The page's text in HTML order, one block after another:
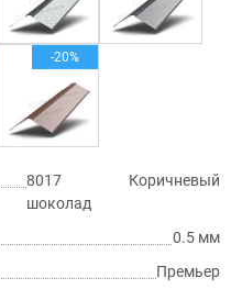
-20%
8017 Коричневый
шоколад
0.5 мм
Премьер